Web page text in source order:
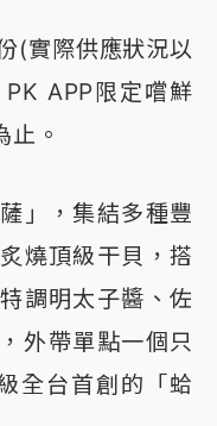
(實際供應狀況以
APP限定嚐鮮
。
」，集結多種豐
燒頂級干貝，搭
調明太子醬、佐
外帶單點一個只
全台首創的「蛤